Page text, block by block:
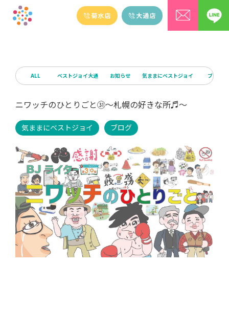
ALL ベストジョイ大通 お知らせ 気ままにベストジョイ ブログ
ニワッチのひとりごと㉛～札幌の好きな所♬～
気ままにベストジョイ ブログ